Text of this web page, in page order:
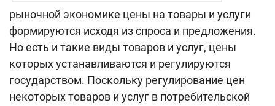
рыночной экономике цены на товары и услуги
формируются исходя из спроса и предложения.
Но есть и такие виды товаров и услуг, цены
которых устанавливаются и регулируются
государством. Поскольку регулирование цен
некоторых товаров и услуг в потребительской